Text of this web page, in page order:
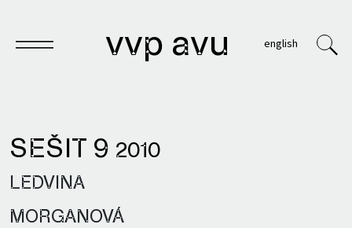
vvp avu english
Sešit
SEŠIT 9 2010
LEDVINA
MORGANOVÁ